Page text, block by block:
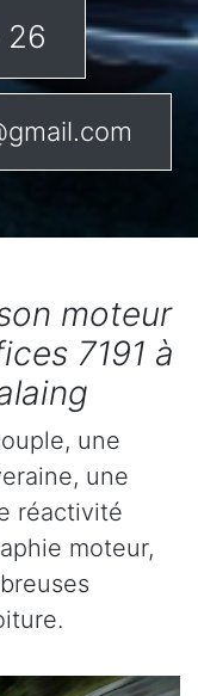
26
moteur
7191 à
une
une
réactivité
moteur,